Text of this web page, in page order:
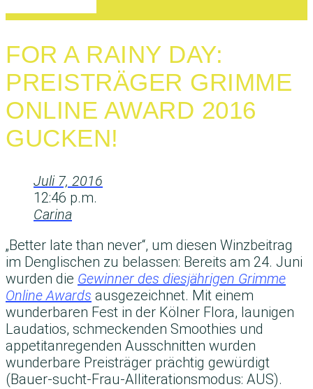
FOR A RAINY DAY:
PREISTRÄGER GRIMME
ONLINE AWARD 2016
GUCKEN!
Juli 7, 2016
12:46 p.m.
Carina
„Better late than never“, um diesen Winzbeitrag
im Denglischen zu belassen: Bereits am 24. Juni
wurden die Gewinner des diesjährigen Grimme
Online Awards ausgezeichnet. Mit einem
wunderbaren Fest in der Kölner Flora, launigen
Laudatios, schmeckenden Smoothies und
appetitanregenden Ausschnitten wurden
wunderbare Preisträger prächtig gewürdigt
(Bauer-sucht-Frau-Alliterationsmodus: AUS).